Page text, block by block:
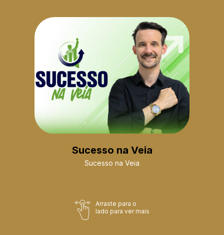
Sucesso na Veia
Sucesso na Veia
Arraste para o
lado para ver mais